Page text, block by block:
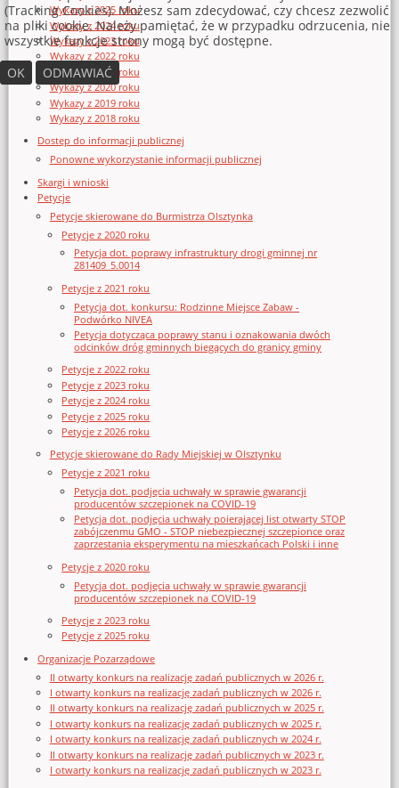
Wykazy z 2025 roku
Wykazy z 2024 roku
Wykazy z 2023 roku
Wykazy z 2022 roku
Wykazy z 2021 roku
Wykazy z 2020 roku
Wykazy z 2019 roku
Wykazy z 2018 roku
Dostęp do informacji publicznej
Ponowne wykorzystanie informacji publicznej
Skargi i wnioski
Petycje
Petycje skierowane do Burmistrza Olsztynka
Petycje z 2020 roku
Petycja dot. poprawy infrastruktury drogi gminnej nr
281409_5.0014
Petycje z 2021 roku
Petycja dot. konkursu: Rodzinne Miejsce Zabaw -
Podwórko NIVEA
Petycja dotycząca poprawy stanu i oznakowania dwóch
odcinków dróg gminnych biegących do granicy gminy
Petycje z 2022 roku
Petycje z 2023 roku
Petycje z 2024 roku
Petycje z 2025 roku
Petycje z 2026 roku
Petycje skierowane do Rady Miejskiej w Olsztynku
Petycje z 2021 roku
Petycja dot. podjęcia uchwały w sprawie gwarancji
producentów szczepionek na COVID-19
Petycja dot. podjęcia uchwały poierającej list otwarty STOP
zabójczenmu GMO - STOP niebezpiecznej szczepionce oraz
zaprzestania eksperymentu na mieszkańcach Polski i inne
Petycje z 2020 roku
Petycja dot. podjęcia uchwały w sprawie gwarancji
producentów szczepionek na COVID-19
Petycje z 2023 roku
Petycje z 2025 roku
Organizacje Pozarządowe
II otwarty konkurs na realizację zadań publicznych w 2026 r.
I otwarty konkurs na realizację zadań publicznych w 2026 r.
II otwarty konkurs na realizację zadań publicznych w 2025 r.
I otwarty konkurs na realizację zadań publicznych w 2025 r.
I otwarty konkurs na realizację zadań publicznych w 2024 r.
II otwarty konkurs na realizację zadań publicznych w 2023 r.
I otwarty konkurs na realizację zadań publicznych w 2023 r.
(Tracking Cookies). Możesz sam zdecydować, czy chcesz zezwolić
na pliki cookie. Należy pamiętać, że w przypadku odrzucenia, nie
wszystkie funkcje strony mogą być dostępne.
OK
ODMAWIAĆ